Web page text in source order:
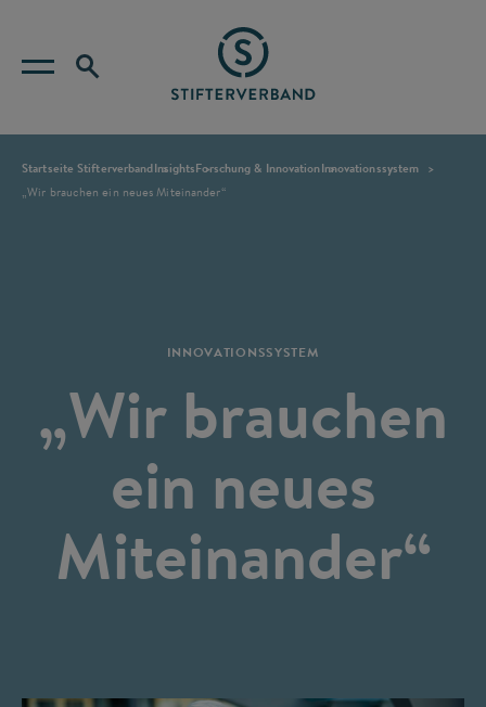
Startseite StifterverbandInsightsForschung & InnovationInnovationssystem
„Wir brauchen ein neues Miteinander“
INNOVATIONSSYSTEM
„Wir brauchen
ein neues
Miteinander“